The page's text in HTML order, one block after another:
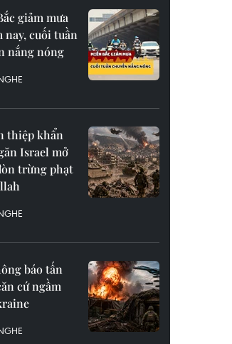
giảm mưa
nay, cuối tuần
nắng nóng
thiệp khẩn
Israel mở
trừng phạt
báo tấn
cứ ngầm